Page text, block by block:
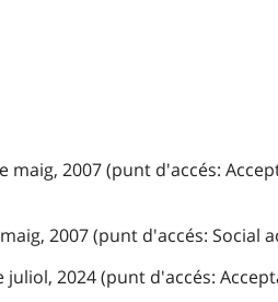
maig, 2007 (punt d'accés:
2007 (punt d'accés: Social
juliol, 2024 (punt d'accés: